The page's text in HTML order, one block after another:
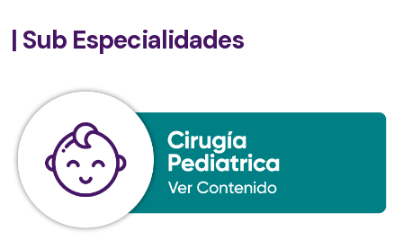
| Sub Especialidades